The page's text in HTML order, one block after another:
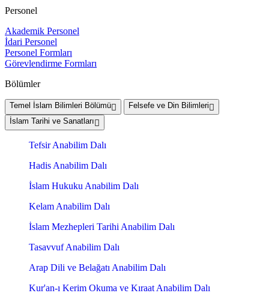
Personel
Akademik Personel
İdari Personel
Personel Formları
Görevlendirme Formları
Bölümler
Temel İslam Bilimleri Bölümü
Felsefe ve Din Bilimleri
İslam Tarihi ve Sanatları
Tefsir Anabilim Dalı
Hadis Anabilim Dalı
İslam Hukuku Anabilim Dalı
Kelam Anabilim Dalı
İslam Mezhepleri Tarihi Anabilim Dalı
Tasavvuf Anabilim Dalı
Arap Dili ve Belağatı Anabilim Dalı
Kur'an-ı Kerim Okuma ve Kıraat Anabilim Dalı